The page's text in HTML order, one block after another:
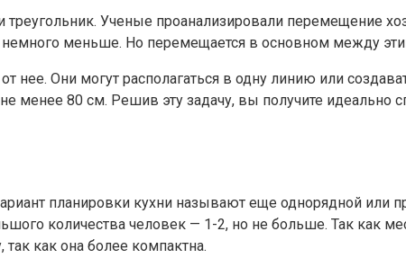
треугольник. Ученые проанализировали перемещение
меньше. Но перемещается в основном между
нее. Они могут располагаться в одну линию или
менее 80 см. Решив эту задачу, вы получите идеально
планировки кухни называют еще однорядной или
количества человек — 1-2, но не больше. Так как
как она более компактна.